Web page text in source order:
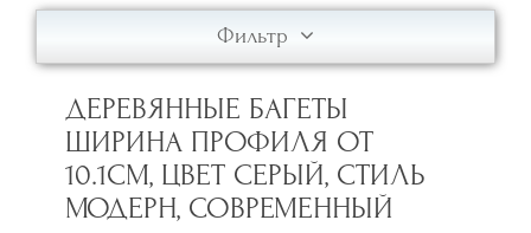
Фильтр
ДЕРЕВЯННЫЕ БАГЕТЫ
ШИРИНА ПРОФИЛЯ ОТ
10.1СМ, ЦВЕТ СЕРЫЙ, СТИЛЬ
МОДЕРН, СОВРЕМЕННЫЙ